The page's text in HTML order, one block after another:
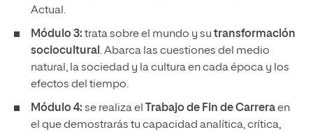
Actual.
Módulo 3: trata sobre el mundo y su transformación
sociocultural . Abarca las cuestiones del medio
natural, la sociedad y la cultura en cada época y los
efectos del tiempo.
Módulo 4: se realiza el Trabajo de Fin de Carreraen
el que demostrarás tu capacidad analítica, crítica,